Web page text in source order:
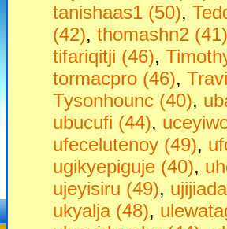
tanishaas1 (50),
(42), thomashn2 (41)
tifariqitji (46),
tormacpro (46),
Tysonhounc (40),
ubucufi (44),
ufecelutenoy (49),
ugikyepiguje (40),
ujeyisiru (49),
ukyalja (48),